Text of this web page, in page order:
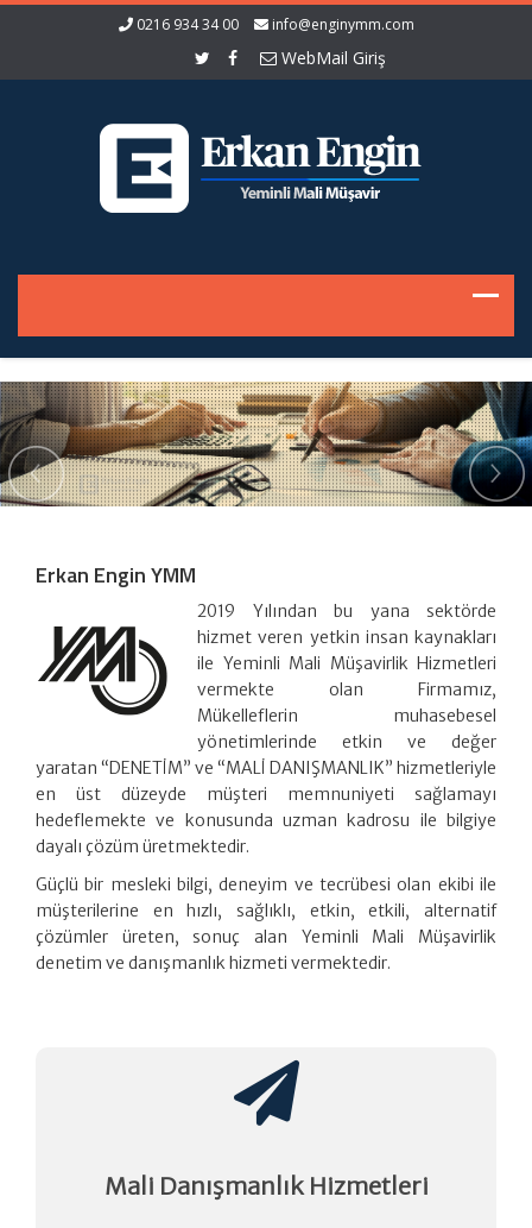
0216 934 34 00 info@enginymm.com
WebMail Giriş
Erkan Engin YMM
2019 Yılından bu yana sektörde
hizmet veren yetkin insan kaynakları
ile Yeminli Mali Müşavirlik Hizmetleri
vermekte olan Firmamız,
Mükelleflerin muhasebesel
yönetimlerinde etkin ve değer
yaratan “DENETİM” ve “MALİ DANIŞMANLIK” hizmetleriyle
en üst düzeyde müşteri memnuniyeti sağlamayı
hedeflemekte ve konusunda uzman kadrosu ile bilgiye
dayalı çözüm üretmektedir.
Güçlü bir mesleki bilgi, deneyim ve tecrübesi olan ekibi ile
müşterilerine en hızlı, sağlıklı, etkin, etkili, alternatif
çözümler üreten, sonuç alan Yeminli Mali Müşavirlik
denetim ve danışmanlık hizmeti vermektedir.
Mali Danışmanlık Hizmetleri